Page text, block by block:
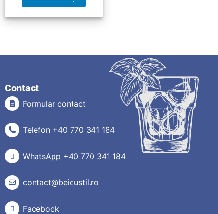
Contact
Formular contact
Telefon +40 770 341 184
WhatsApp +40 770 341 184
contact@beicustil.ro
Facebook